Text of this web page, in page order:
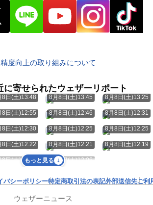
度向上の取り組みについて
に寄せられたウェザーリポート
8日(土)13:48 8月8日(土)13:45 8月8日(土)13:25
8日(土)12:55 8月8日(土)12:46 8月8日(土)12:31
8日(土)12:30 8月8日(土)12:25 8月8日(土)12:25
8日(土)12:22 8月8日(土)12:21 8月8日(土)12:19
8日(土)12:07 8月8日(土)12:06
もっと見る
バシーポリシー特定商取引法の表記外部送信先ご利
ウェザーニュース